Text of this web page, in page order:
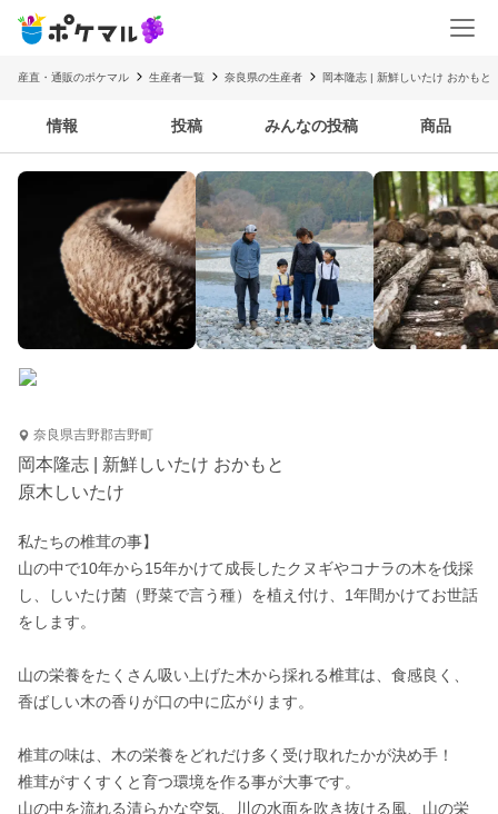
産直・通販のポケマル 生産者一覧 奈良県の生産者 岡本隆志 | 新鮮しいたけ おかもと
情報 投稿 みんなの投稿 商品
奈良県吉野郡吉野町
岡本隆志 | 新鮮しいたけ おかもと
原木しいたけ
私たちの椎茸の事】
山の中で10年から15年かけて成長したクヌギやコナラの木を伐採
し、しいたけ菌（野菜で言う種）を植え付け、1年間かけてお世話
をします。
山の栄養をたくさん吸い上げた木から採れる椎茸は、食感良く、
香ばしい木の香りが口の中に広がります。
椎茸の味は、木の栄養をどれだけ多く受け取れたかが決め手！
椎茸がすくすくと育つ環境を作る事が大事です。
山の中を流れる清らかな空気、川の水面を吹き抜ける風、山の栄